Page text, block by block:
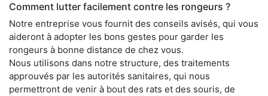
Comment lutter facilement contre les rongeurs ?
Notre entreprise vous fournit des conseils avisés, qui vous
aideront à adopter les bons gestes pour garder les
rongeurs à bonne distance de chez vous.
Nous utilisons dans notre structure, des traitements
approuvés par les autorités sanitaires, qui nous
permettront de venir à bout des rats et des souris, de